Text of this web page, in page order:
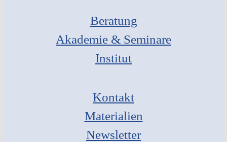
Beratung
Akademie & Seminare
Institut
Kontakt
Materialien
Newsletter